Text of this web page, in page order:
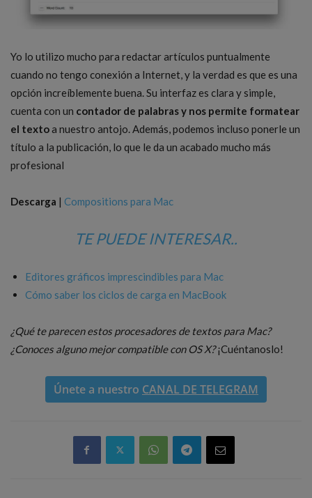
Yo lo utilizo mucho para redactar artículos puntualmente
cuando no tengo conexión a Internet, y la verdad es que es una
opción increíblemente buena. Su interfaz es clara y simple,
cuenta con un contador de palabras y nos permite formatear
el textoa nuestro antojo. Además, podemos incluso ponerle un
título a la publicación, lo que le da un acabado mucho más
profesional
Descarga | Compositions para Mac
TE PUEDE INTERESAR..
Editores gráficos imprescindibles para Mac
Cómo saber los ciclos de carga en MacBook
¿Qué te parecen estos procesadores de textos para Mac?
¿Conoces alguno mejor compatible con OS X?¡Cuéntanoslo!
Únete a nuestro CANAL DE TELEGRAM